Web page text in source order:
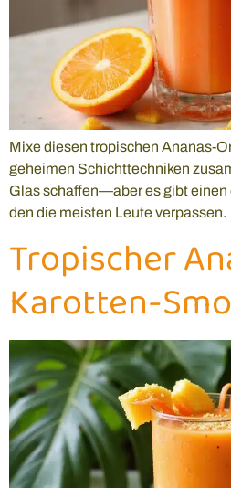
Mixe diesen tropischen Ananas-
geheimen Schichttechniken
Glas schaffen—aber es gibt
den die meisten Leute verpassen.
Tropischer
Karotten-